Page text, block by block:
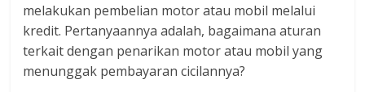
melakukan pembelian motor atau mobil melalui
kredit. Pertanyaannya adalah, bagaimana aturan
terkait dengan penarikan motor atau mobil yang
menunggak pembayaran cicilannya?